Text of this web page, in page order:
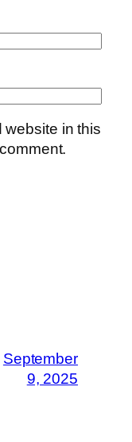
website in this
September
9, 2025